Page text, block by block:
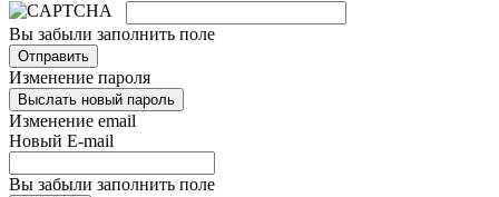
Вы забыли заполнить поле
Отправить
Изменение пароля
Выслать новый пароль
Изменение email
Новый E-mail
Вы забыли заполнить поле